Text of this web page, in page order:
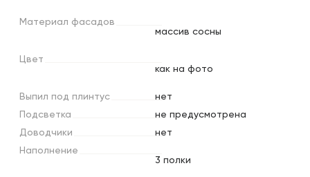
Материал фасадов
массив сосны
Цвет
как на фото
Выпил под плинтус
нет
Подсветка
не предусмотрена
Доводчики
нет
Наполнение
3 полки